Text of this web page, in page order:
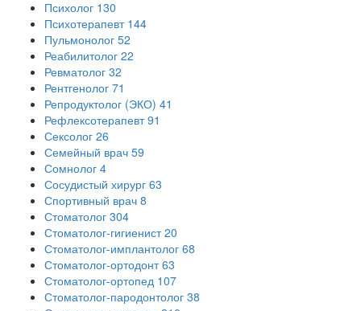
Психолог 130
Психотерапевт 144
Пульмонолог 52
Реабилитолог 22
Ревматолог 32
Рентгенолог 71
Репродуктолог (ЭКО) 41
Рефлексотерапевт 91
Сексолог 26
Семейный врач 59
Сомнолог 4
Сосудистый хирург 63
Спортивный врач 8
Стоматолог 304
Стоматолог-гигиенист 20
Стоматолог-имплантолог 68
Стоматолог-ортодонт 63
Стоматолог-ортопед 107
Стоматолог-пародонтолог 38